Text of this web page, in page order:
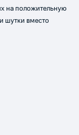
на положительную
шутки вместо